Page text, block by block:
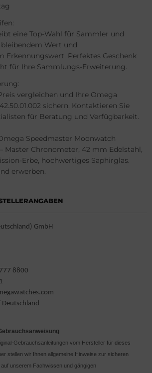
eine Top-Wahl für Sammler und
Wert und
Erkennungswert. Perfektes Geschenk
für Ihre Sammlungs-Erweiterung.
vergleichen und Ihre Omega
sichern. Kontaktieren Sie
für Beratung und Verfügbarkeit.
Speedmaster Moonwatch
– Master Chronometer, 42 mm Edelstahl,
Erbe, hochwertiges Saphirglas.
erwerben.
GmbH
8800
Deutschland
Gebrauchsanleitungen vom Hersteller für dieses
stellen wir Ihnen allgemeine Hinweise zur sicheren
unserem Fachwissen und gängigen